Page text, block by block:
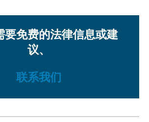
要免费的法律信息或建
议、
联系我们